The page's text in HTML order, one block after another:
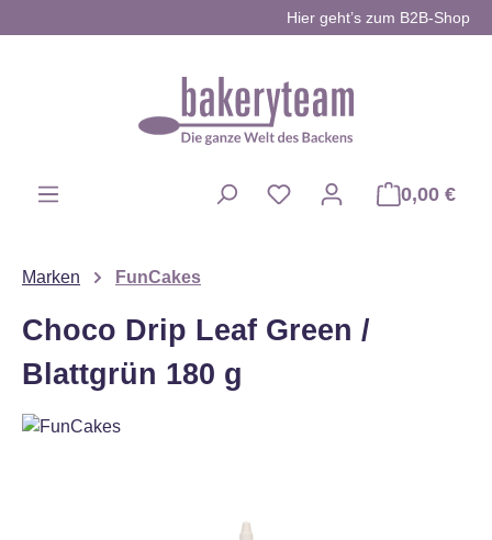
Hier geht’s zum B2B-Shop
0,00 €
Marken FunCakes
Choco Drip Leaf Green /
Blattgrün 180 g